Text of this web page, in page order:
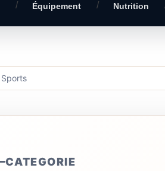
Équipement Nutrition
Sports
CATEGORIE